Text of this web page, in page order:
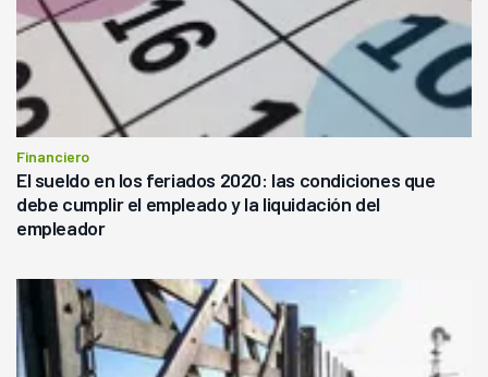
Financiero
El sueldo en los feriados 2020: las condiciones que
debe cumplir el empleado y la liquidación del
empleador